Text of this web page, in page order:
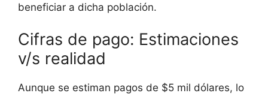
beneficiar a dicha población.
Cifras de pago: Estimaciones
v/s realidad
Aunque se estiman pagos de $5 mil dólares, lo